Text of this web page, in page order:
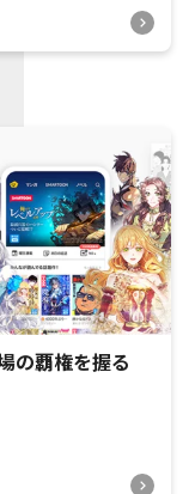
の覇権を握る